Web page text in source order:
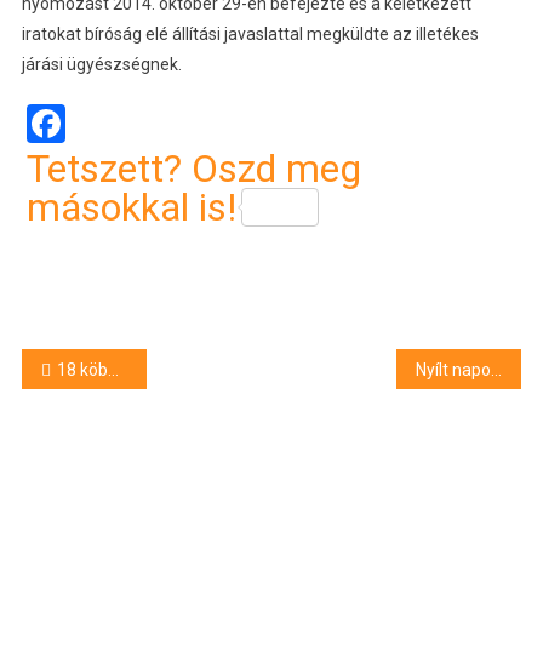
iratokat bíróság elé állítási javaslattal megküldte az illetékes
járási ügyészségnek.
Facebook
Tetszett? Oszd meg
másokkal is!
Bejegyzés
18 köbméter fát loptak el